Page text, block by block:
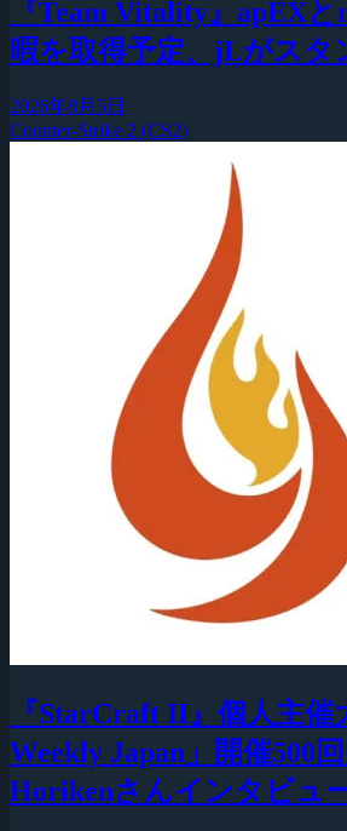
『Team Vitality』apEX
暇を取得予定、jLがスタ
2026年8月5日
Counter-Strike 2 (CS2)
『StarCraft II』個人主催
Weekly Japan」開催500
Horikenさんインタビュ